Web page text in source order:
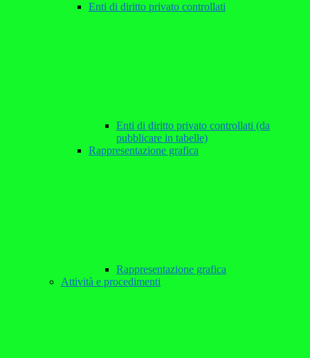
Enti di diritto privato controllati
Enti di diritto privato controllati (da
pubblicare in tabelle)
Rappresentazione grafica
Rappresentazione grafica
Attività e procedimenti